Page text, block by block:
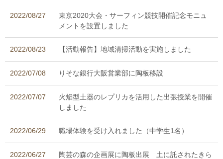
2022/08/27
東京2020大会・サーフィン競技開催記念モニュ
メントを設置しました
2022/08/23 【活動報告】地域清掃活動を実施しました
2022/07/08 りそな銀行大阪営業部に陶板移設
2022/07/07
火焔型土器のレプリカを活用した出張授業を開催
しました
2022/06/29 職場体験を受け入れました（中学生1名）
2022/06/27
陶芸の森の企画展に陶板出展 土に託されたきら